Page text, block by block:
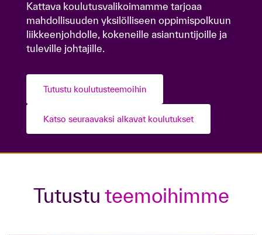
mahdollisuuden yksilölliseen oppimispolkuun
liikkeenjohdolle, kokeneille asiantuntijoille ja
tuleville johtajille.
Kattava koulutusvalikoimamme tarjoaa
mahdollisuuden yksilölliseen oppimispolkuun
liikkeenjohdolle, kokeneille asiantuntijoille ja
tuleville johtajille.
Tutustu koulutusteemoihin
Katso seuraavaksi alkavat koulutukset
Tutustu teemoihimme